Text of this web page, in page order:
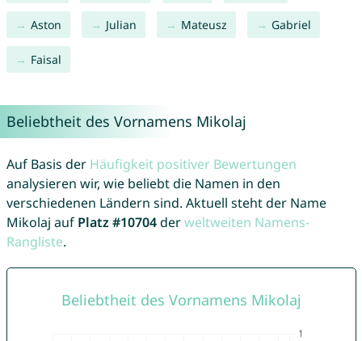
Aston Julian Mateusz Gabriel
Faisal
Beliebtheit des Vornamens Mikolaj
Auf Basis der Häufigkeit positiver Bewertungen
analysieren wir, wie beliebt die Namen in den
verschiedenen Ländern sind. Aktuell steht der Name
Mikolaj auf Platz #10704derweltweiten Namens-
Rangliste.